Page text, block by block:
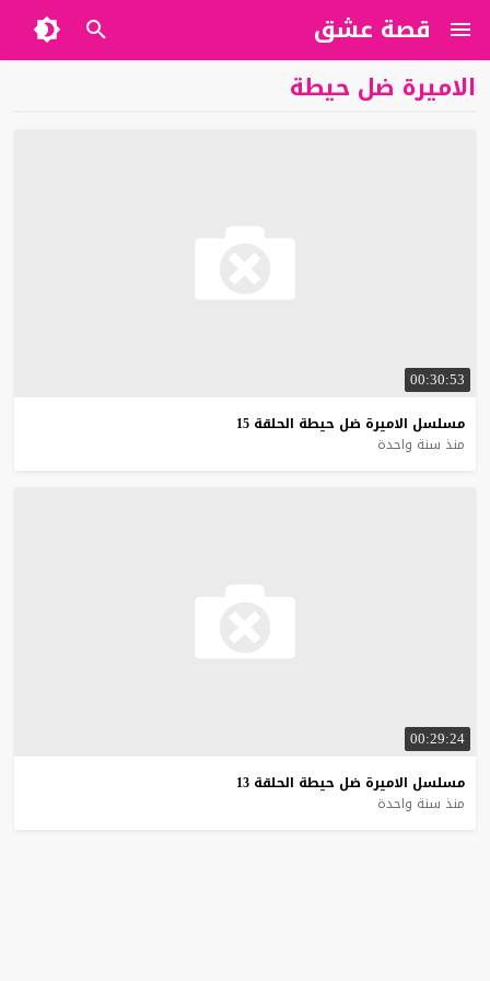
قصة عشق
الاميرة ضل حيطة
00:30:53
مسلسل الاميرة ضل حيطة الحلقة 15
منذ سنة واحدة
00:29:24
مسلسل الاميرة ضل حيطة الحلقة 13
منذ سنة واحدة